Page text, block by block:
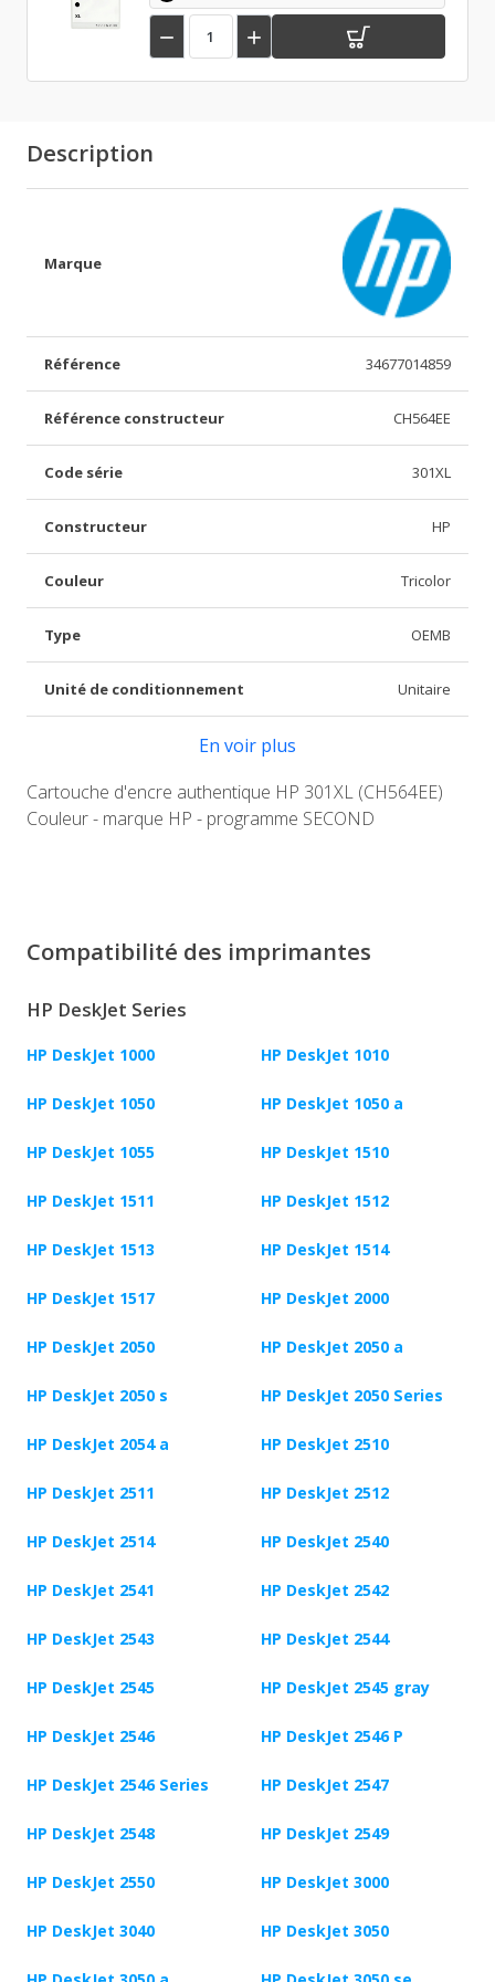
 
Description
Marque
Référence 34677014859
Référence constructeur CH564EE
Code série 301XL
Constructeur HP
Couleur Tricolor
Type OEMB
Unité de conditionnement Unitaire
En voir plus
Cartouche d'encre authentique HP 301XL (CH564EE)
Couleur - marque HP - programme SECOND
Compatibilité des imprimantes
HP DeskJet Series
HP DeskJet 1000 HP DeskJet 1010
HP DeskJet 1050 HP DeskJet 1050 a
HP DeskJet 1055 HP DeskJet 1510
HP DeskJet 1511 HP DeskJet 1512
HP DeskJet 1513 HP DeskJet 1514
HP DeskJet 1517 HP DeskJet 2000
HP DeskJet 2050 HP DeskJet 2050 a
HP DeskJet 2050 s HP DeskJet 2050 Series
HP DeskJet 2054 a HP DeskJet 2510
HP DeskJet 2511 HP DeskJet 2512
HP DeskJet 2514 HP DeskJet 2540
HP DeskJet 2541 HP DeskJet 2542
HP DeskJet 2543 HP DeskJet 2544
HP DeskJet 2545 HP DeskJet 2545 gray
HP DeskJet 2546 HP DeskJet 2546 P
HP DeskJet 2546 Series HP DeskJet 2547
HP DeskJet 2548 HP DeskJet 2549
HP DeskJet 2550 HP DeskJet 3000
HP DeskJet 3040 HP DeskJet 3050